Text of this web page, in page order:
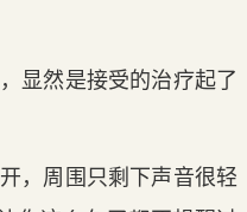
显然是接受的治疗起了
，周围只剩下声音很轻